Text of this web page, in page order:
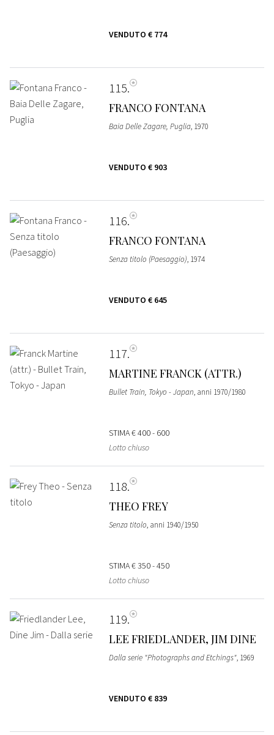
VENDUTO € 774
115
FRANCO FONTANA
Baia Delle Zagare, Puglia, 1970
VENDUTO € 903
116
FRANCO FONTANA
Senza titolo (Paesaggio), 1974
VENDUTO € 645
117
MARTINE FRANCK (ATTR.)
Bullet Train, Tokyo - Japan, anni 1970/1980
STIMA€ 400 - 600
Lotto chiuso
118
THEO FREY
Senza titolo, anni 1940/1950
STIMA€ 350 - 450
Lotto chiuso
119
LEE FRIEDLANDER, JIM DINE
Dalla serie "Photographs and Etchings", 1969
VENDUTO € 839